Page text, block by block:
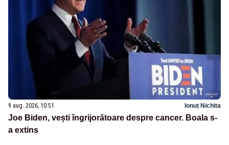
9 aug. 2026, 10:51 Ionuț Nichita
Joe Biden, vești îngrijorătoare despre cancer. Boala s-
a extins